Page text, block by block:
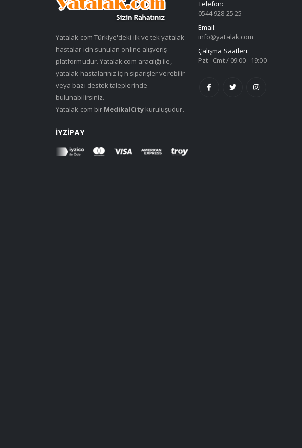
Yatalak.com Türkiye'deki ilk ve tek yatalak
hastalar için sunulan online alışveriş
platformudur. Yatalak.com aracılığı ile,
yatalak hastalarınız için siparişler verebilir
veya bazı destek taleplerinde
bulunabilirsiniz.
Yatalak.com bir MedikalCitykuruluşudur.
İYZIPAY
Telefon:
0544 928 25 25
Email:
info@yatalak.com
Çalışma Saatleri:
Pzt - Cmt / 09:00 - 19:00